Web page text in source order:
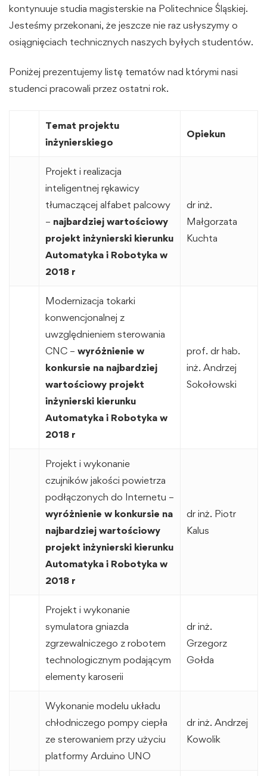
kontynuuje studia magisterskie na Politechnice Śląskiej.
Jesteśmy przekonani, że jeszcze nie raz usłyszymy o
osiągnięciach technicznych naszych byłych studentów.
Poniżej prezentujemy listę tematów nad którymi nasi
studenci pracowali przez ostatni rok.
Temat projektu
inżynierskiego
Opiekun
Projekt i realizacja
inteligentnej rękawicy
tłumaczącej alfabet palcowy
– najbardziej wartościowy
projekt inżynierski kierunku
Automatyka i Robotyka w
2018 r
dr inż.
Małgorzata
Kuchta
Modernizacja tokarki
konwencjonalnej z
uwzględnieniem sterowania
CNC – wyróżnienie w
konkursie na najbardziej
wartościowy projekt
inżynierski kierunku
Automatyka i Robotyka w
2018 r
prof. dr hab.
inż. Andrzej
Sokołowski
Projekt i wykonanie
czujników jakości powietrza
podłączonych do Internetu –
wyróżnienie w konkursie na
najbardziej wartościowy
projekt inżynierski kierunku
Automatyka i Robotyka w
2018 r
dr inż. Piotr
Kalus
Projekt i wykonanie
symulatora gniazda
zgrzewalniczego z robotem
technologicznym podającym
elementy karoserii
dr inż.
Grzegorz
Gołda
Wykonanie modelu układu
chłodniczego pompy ciepła
ze sterowaniem przy użyciu
platformy Arduino UNO
dr inż. Andrzej
Kowolik